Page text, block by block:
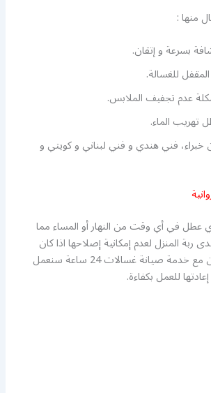
منها :
بسرعة و إتقان.
للغسالة.
عدم تجفيف الملابس.
تهريب الماء.
خبراء، فني هندي و فني لبناني و كويتي و
عطل في أي وقت من النهار أو المساء مما
ربة المنزل لعدم إمكانية إصلاحها اذا كان
الوقت غير ملائم و لكن مع خدمة صيانة غسالات 24 ساعة سنعمل
للعمل بكفاءة.